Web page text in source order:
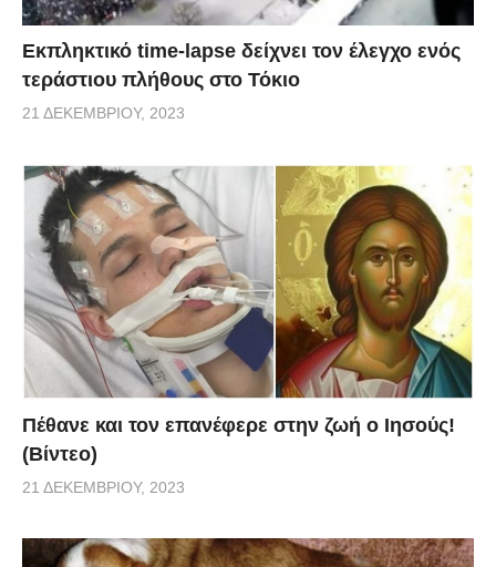
Εκπληκτικό time-lapse δείχνει τον έλεγχο ενός
τεράστιου πλήθους στο Τόκιο
21 ΔΕΚΕΜΒΡΊΟΥ, 2023
Πέθανε και τον επανέφερε στην ζωή ο Ιησούς!
(Βίντεο)
21 ΔΕΚΕΜΒΡΊΟΥ, 2023